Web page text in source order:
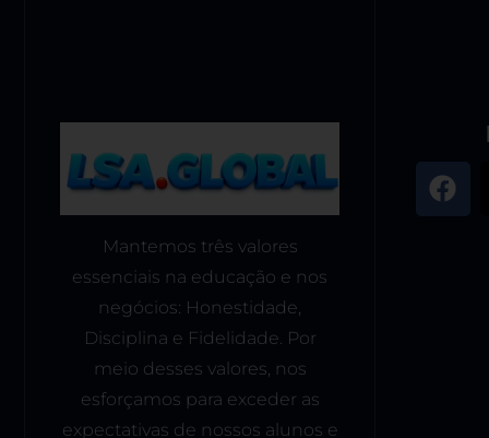
Mantemos três valores
essenciais na educação e nos
negócios: Honestidade,
Disciplina e Fidelidade. Por
meio desses valores, nos
esforçamos para exceder as
expectativas de nossos alunos e